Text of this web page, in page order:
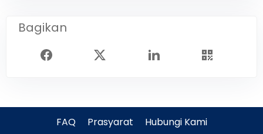
Bagikan
FAQ Prasyarat Hubungi Kami